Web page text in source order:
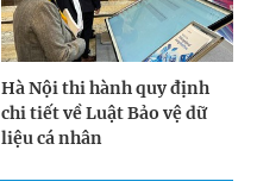
Hà Nội thi hành quy định
chi tiết về Luật Bảo vệ dữ
liệu cá nhân